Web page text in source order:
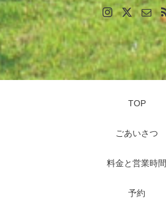
TOP
ごあいさつ
料金と営業時間
予約